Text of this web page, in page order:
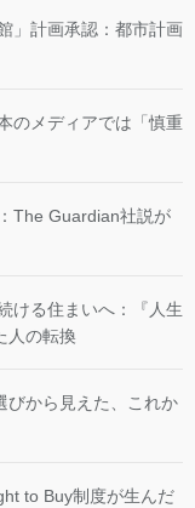
」計画承認：都市計画
のメディアでは「慎重
The Guardian社説が
ける住まいへ：『人生
人の転換
びから見えた、これか
to Buy制度が生んだ